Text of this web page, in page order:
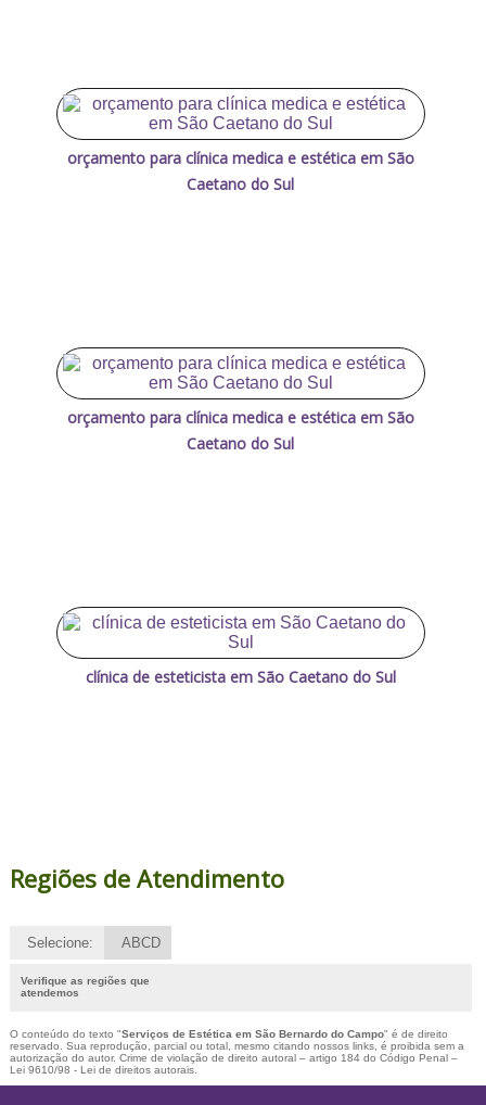
orçamento para clínica medica e estética em São
Caetano do Sul
orçamento para clínica medica e estética em São
Caetano do Sul
clínica de esteticista em São Caetano do Sul
Regiões de Atendimento
Selecione: ABCD
Verifique as regiões que
atendemos
O conteúdo do texto "Serviços de Estética em São Bernardo do Campo" é de direito
reservado. Sua reprodução, parcial ou total, mesmo citando nossos links, é proibida sem a
autorização do autor. Crime de violação de direito autoral – artigo 184 do Código Penal –
Lei 9610/98 - Lei de direitos autorais.